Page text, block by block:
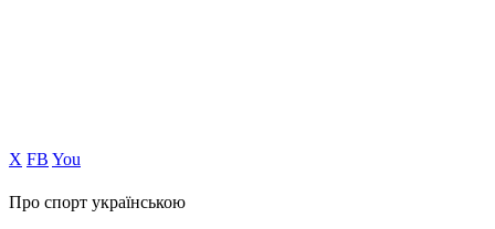
Х FB You
Про спорт українською